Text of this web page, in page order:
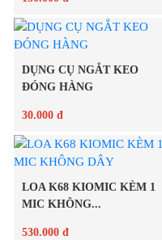
Chi tiết
DỤNG CỤ NGẮT KEO
ĐÓNG HÀNG
30.000 đ
Chi tiết
LOA K68 KIOMIC KÈM 1
MIC KHÔNG...
530.000 đ